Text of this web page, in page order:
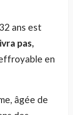
ans est
pas,
en
âgée de